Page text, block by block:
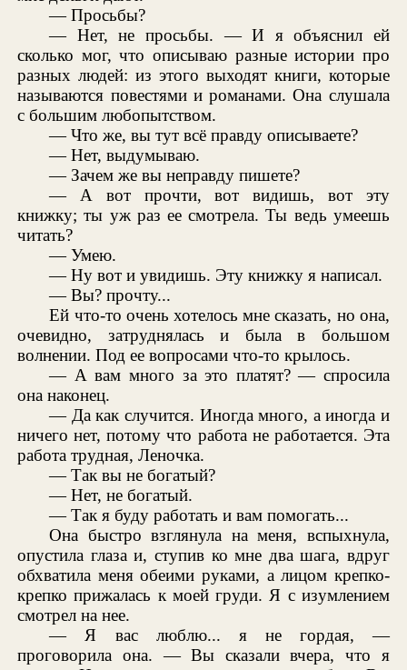
— Просьбы?
— Нет, не просьбы. — И я объяснил ей
сколько мог, что описываю разные истории про
разных людей: из этого выходят книги, которые
называются повестями и романами. Она слушала
с большим любопытством.
— Что же, вы тут всё правду описываете?
— Нет, выдумываю.
— Зачем же вы неправду пишете?
— А вот прочти, вот видишь, вот эту
книжку; ты уж раз ее смотрела. Ты ведь умеешь
читать?
— Умею.
— Ну вот и увидишь. Эту книжку я написал.
— Вы? прочту...
Ей что-то очень хотелось мне сказать, но она,
очевидно, затруднялась и была в большом
волнении. Под ее вопросами что-то крылось.
— А вам много за это платят? — спросила
она наконец.
— Да как случится. Иногда много, а иногда и
ничего нет, потому что работа не работается. Эта
работа трудная, Леночка.
— Так вы не богатый?
— Нет, не богатый.
— Так я буду работать и вам помогать...
Она быстро взглянула на меня, вспыхнула,
опустила глаза и, ступив ко мне два шага, вдруг
обхватила меня обеими руками, а лицом крепко-
крепко прижалась к моей груди. Я с изумлением
смотрел на нее.
— Я вас люблю... я не гордая, —
проговорила она. — Вы сказали вчера, что я